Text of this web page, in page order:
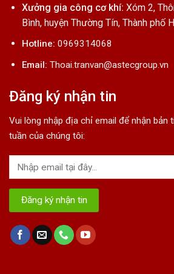
Xưởng gia công cơ khí: Xóm 2,
Bình, huyện Thường Tín, Thành phố
Hotline: 0969314068
Email: Thoai.tranvan@astecgroup.vn
Đăng ký nhận tin
Vui lòng nhập địa chỉ email để nhận bản
tuần của chúng tôi: